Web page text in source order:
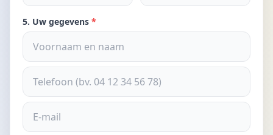
5. Uw gegevens *